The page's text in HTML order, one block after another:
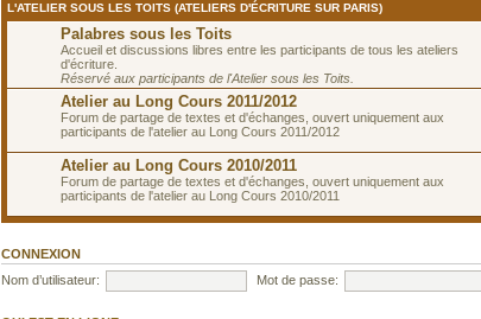
L'ATELIER SOUS LES TOITS (ATELIERS D'ÉCRITURE SUR PARIS)
Palabres sous les Toits
Accueil et discussions libres entre les participants de tous les ateliers
d'écriture.
Réservé aux participants de l'Atelier sous les Toits.
Atelier au Long Cours 2011/2012
Forum de partage de textes et d'échanges, ouvert uniquement aux
participants de l'atelier au Long Cours 2011/2012
Atelier au Long Cours 2010/2011
Forum de partage de textes et d'échanges, ouvert uniquement aux
participants de l'atelier au Long Cours 2010/2011
CONNEXION
Nom d’utilisateur:
Mot de passe: